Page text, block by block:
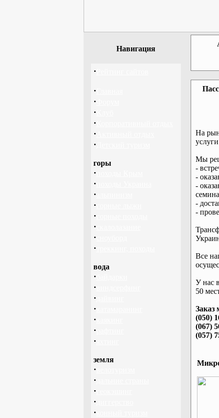
Навигация
·
·
·
·
·
·
·
горы
·
·
·
·
·
·
·
·
вода
·
·
·
·
·
·
·
земля
·
·
·
·
·
На
Мы
-
-
-
-
-
Все
У нас
50
Заказ
(050)
(067)
(057)